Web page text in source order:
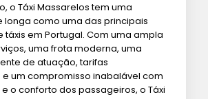
o Táxi Massarelos tem uma
longa como uma das principais
táxis em Portugal. Com uma ampla
uma frota moderna, uma
de atuação, tarifas
um compromisso inabalável com
o conforto dos passageiros, o Táxi